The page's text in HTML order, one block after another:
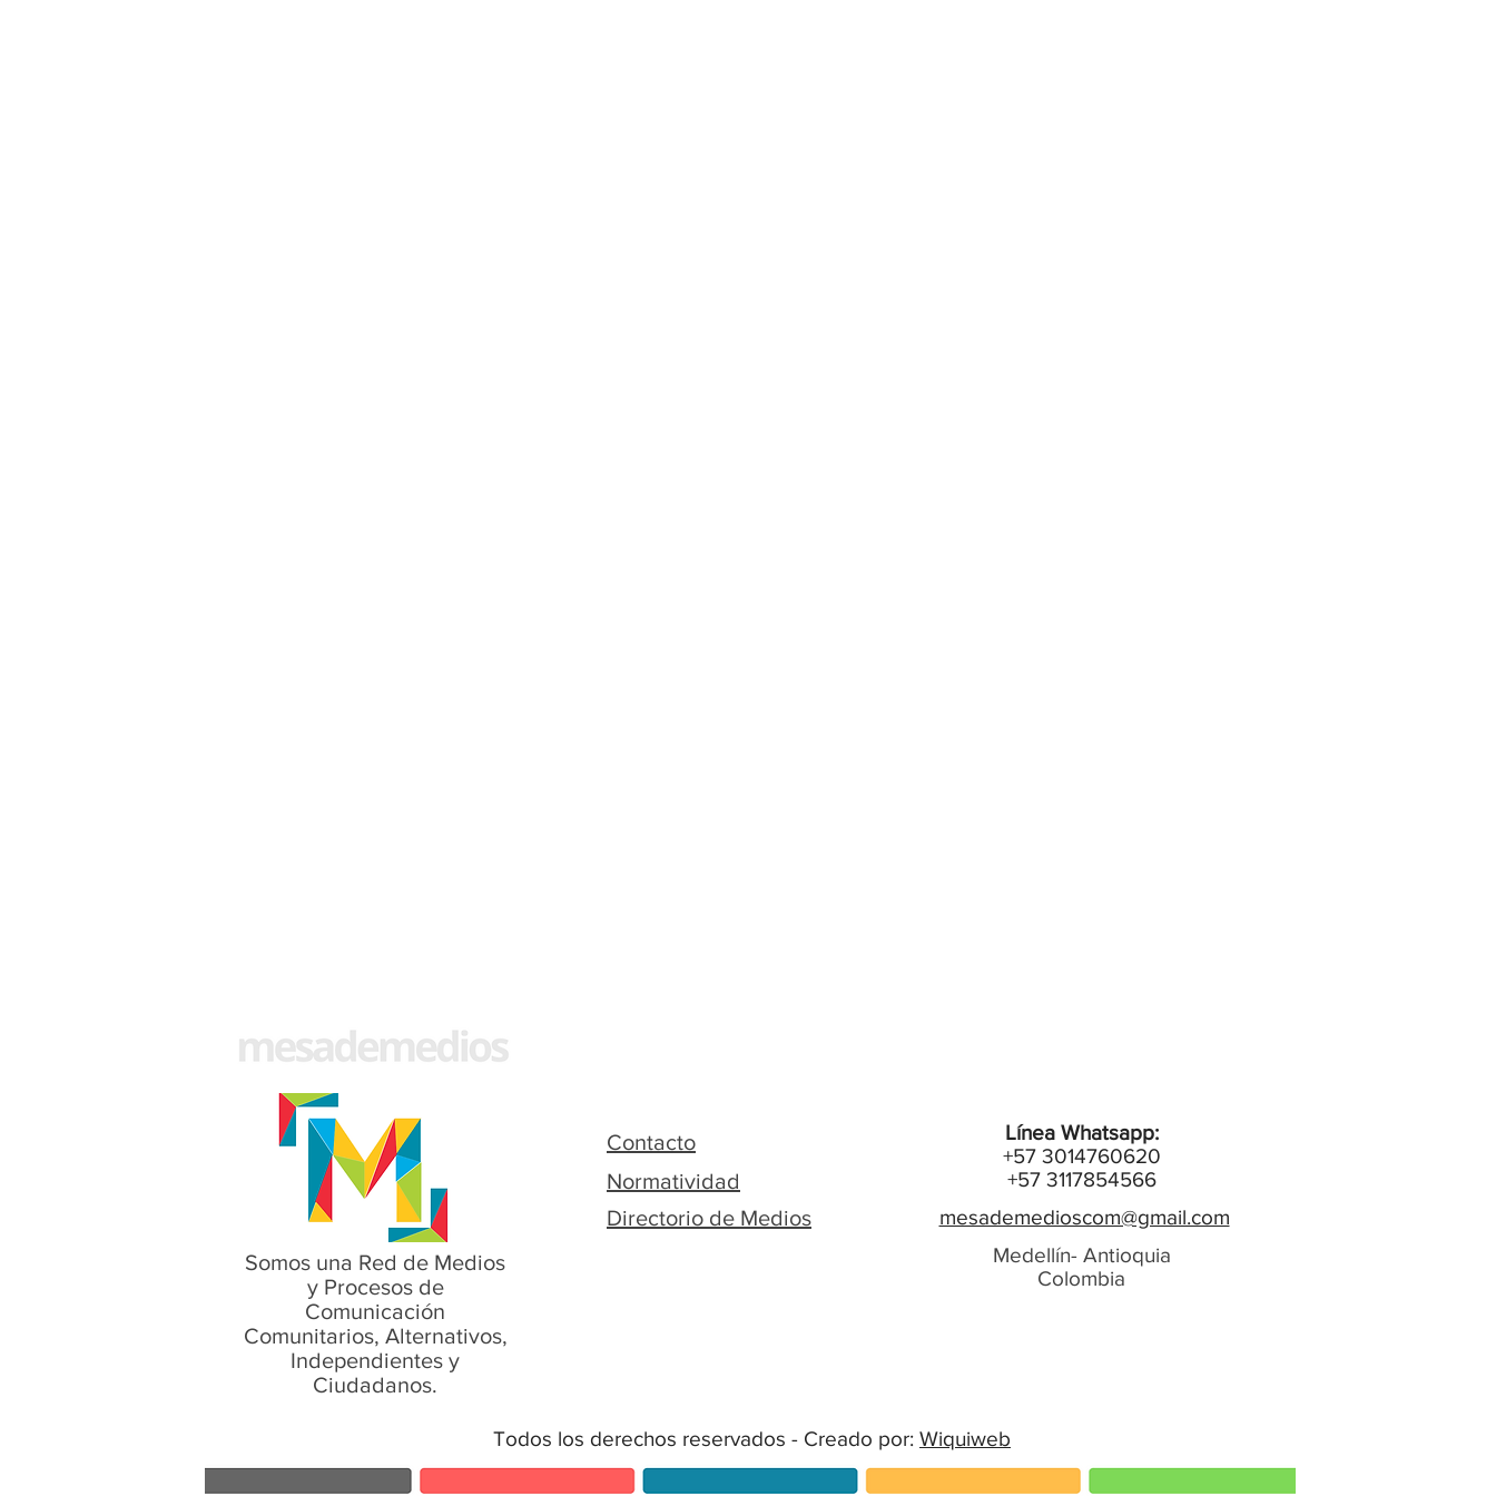
Somos una Red de Medios
y Procesos de
Comunicación
Comunitarios, Alternativos,
Independientes y
Ciudadanos.
Contacto
Normatividad
Directorio de Medios
Línea Whatsapp:
+57 3014760620
+57 3117854566
mesademedioscom@gmail.com
Medellín- Antioquia
Colombia
Todos los derechos reservados - Creado por: Wiquiweb